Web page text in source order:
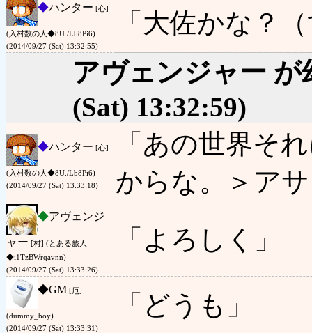
◆ハンター [心]
(入村数の人◆8U./Lb8Pi6)
(2014/09/27 (Sat) 13:32:55)
「大佐かな？
アヴェンジャー
(Sat) 13:32:59)
◆ハンター [心]
(入村数の人◆8U./Lb8Pi6)
(2014/09/27 (Sat) 13:33:18)
「あの世界そ
からな。＞ア
◆アヴェンジ
ャー [村] (とある旅人
◆i1TzBWrqavnn)
(2014/09/27 (Sat) 13:33:26)
「よろしく」
◆GM [厄]
(dummy_boy)
(2014/09/27 (Sat) 13:33:31)
「どうも」